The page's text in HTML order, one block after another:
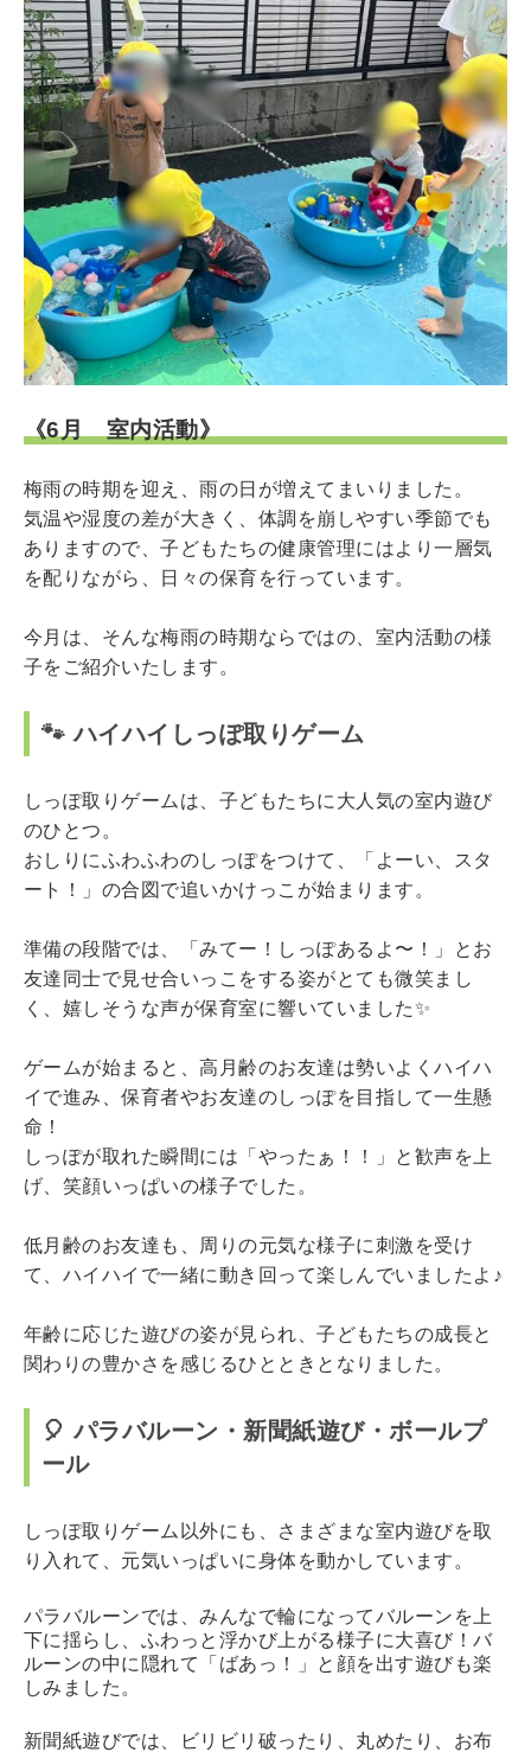
《6月 室内活動》
梅雨の時期を迎え、雨の日が増えてまいりました。
気温や湿度の差が大きく、体調を崩しやすい季節でも
ありますので、子どもたちの健康管理にはより一層気
を配りながら、日々の保育を行っています。
今月は、そんな梅雨の時期ならではの、 室内活動の様
子をご紹介いたします。
🐾 ハイハイしっぽ取りゲーム
しっぽ取りゲームは、子どもたちに大人気の室内遊び
のひとつ。
おしりにふわふわのしっぽをつけて、「よーい、スタ
ート！」の合図で追いかけっこが始まります。
準備の段階では、「みてー！しっぽあるよ〜！」とお
友達同士で見せ合いっこをする姿がとても微笑まし
く、嬉しそうな声が保育室に響いていました✨
ゲームが始まると、高月齢のお友達は勢いよくハイハ
イで進み、保育者やお友達のしっぽを目指して一生懸
命！
しっぽが取れた瞬間には「やったぁ！！」と歓声を上
げ、笑顔いっぱいの様子でした。
低月齢のお友達も、周りの元気な様子に刺激を受け
て、ハイハイで一緒に動き回って楽しんでいましたよ♪
年齢に応じた遊びの姿が見られ、子どもたちの成長と
関わりの豊かさを感じるひとときとなりました。
🎈 パラバルーン・新聞紙遊び・ボールプ
ール
しっぽ取りゲーム以外にも、さまざまな室内遊びを取
り入れて、元気いっぱいに身体を動かしています。
パラバルーンでは、みんなで輪になってバルーンを上
下に揺らし、ふわっと浮かび上がる様子に大喜び！バ
ルーンの中に隠れて「ばあっ！」と顔を出す遊びも楽
しみました。
新聞紙遊びでは、ビリビリ破ったり、丸めたり、お布